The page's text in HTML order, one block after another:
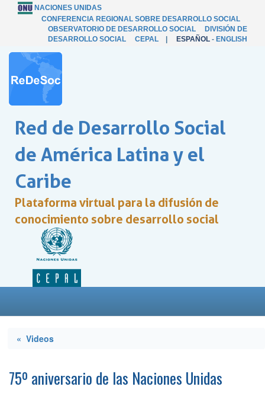
NACIONES UNIDAS
CONFERENCIA REGIONAL SOBRE DESARROLLO SOCIAL
OBSERVATORIO DE DESARROLLO SOCIAL
DIVISIÓN DE
DESARROLLO SOCIAL
CEPAL ESPAÑOL - ENGLISH
Red de Desarrollo Social
de América Latina y el
Caribe
Plataforma virtual para la difusión de
conocimiento sobre desarrollo social
« Videos
75º aniversario de las Naciones Unidas